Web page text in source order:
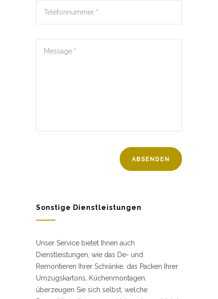
Sonstige Dienstleistungen
Unser Service bietet Ihnen auch
Dienstleistungen, wie das De- und
Remontieren Ihrer Schränke, das Packen Ihrer
Umzugskartons, Küchenmontagen.
überzeugen Sie sich selbst, welche